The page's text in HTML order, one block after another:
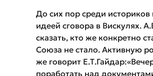
До сих пор среди историков
идеей сговора в Вискулях.
сказать, кто же конкретно
Союза не стало. Активную
же говорит
поработать над